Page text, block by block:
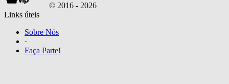
© 2016 - 2026
Links úteis
Sobre Nós
·
Faça Parte!